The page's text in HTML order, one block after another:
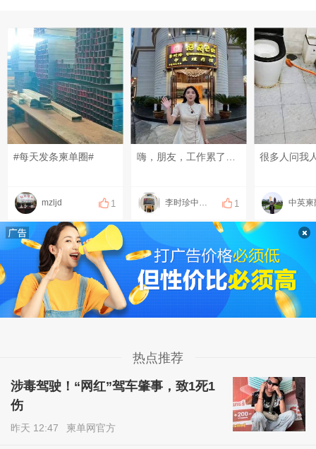
#每天发条柬单圈#
mzljd 1 李时珍中医理疗 1 中英柬
热点推荐
涉毒驾驶！“网红”驾车肇事，致1死1
伤
昨天 12:47 柬单网官方